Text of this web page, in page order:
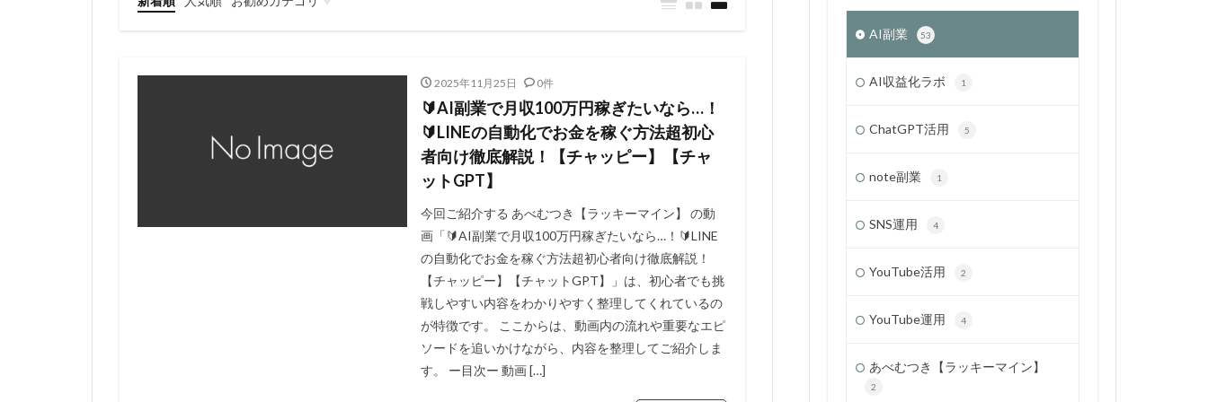
2025年11月25日 0件
🔰AI副業で月収100万円稼ぎたいなら…！
🔰LINEの自動化でお金を稼ぐ方法超初心
者向け徹底解説！【チャッピー】【チャ
ットGPT】
今回ご紹介する あべむつき【ラッキーマイン】 の動
画「🔰AI副業で月収100万円稼ぎたいなら…！🔰LINE
の自動化でお金を稼ぐ方法超初心者向け徹底解説！
【チャッピー】【チャットGPT】」は、初心者でも挑
戦しやすい内容をわかりやすく整理してくれているの
が特徴です。 ここからは、動画内の流れや重要なエピ
ソードを追いかけながら、内容を整理してご紹介しま
す。 ー目次ー 動画 […]
AI副業 53
AI収益化ラボ 1
ChatGPT活用 5
note副業 1
SNS運用 4
YouTube活用 2
YouTube運用 4
あべむつき【ラッキーマイン】
2